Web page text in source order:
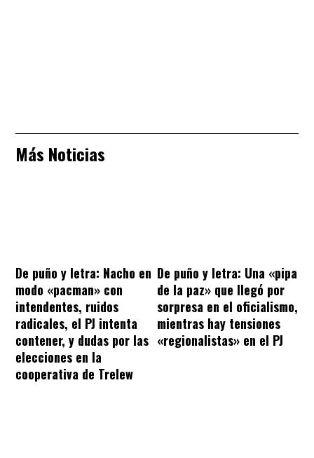
Más Noticias
De puño y letra: Nacho en
modo «pacman» con
intendentes, ruidos
radicales, el PJ intenta
contener, y dudas por las
elecciones en la
cooperativa de Trelew
De puño y letra: Una «pipa
de la paz» que llegó por
sorpresa en el oficialismo,
mientras hay tensiones
«regionalistas» en el PJ